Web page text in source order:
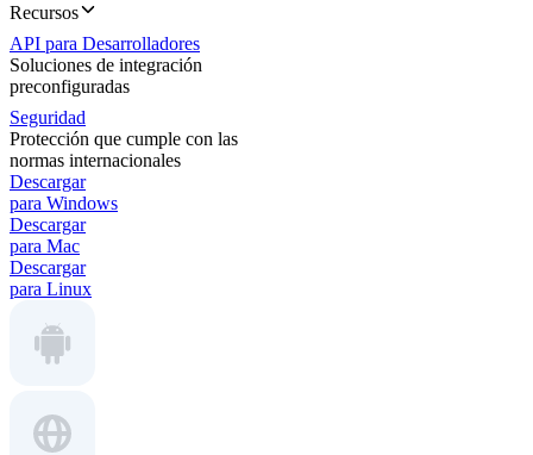
Recursos
API para Desarrolladores
Soluciones de integración
preconfiguradas
Seguridad
Protección que cumple con las
normas internacionales
Descargar
para Windows
Descargar
para Mac
Descargar
para Linux